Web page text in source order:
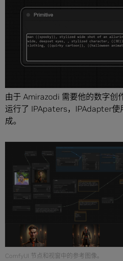
由于 Amirazodi 需要他的数字创
运行了 IPApaters，IPAdapter使
成。
ComfyUI 节点和视窗中的参考图像。